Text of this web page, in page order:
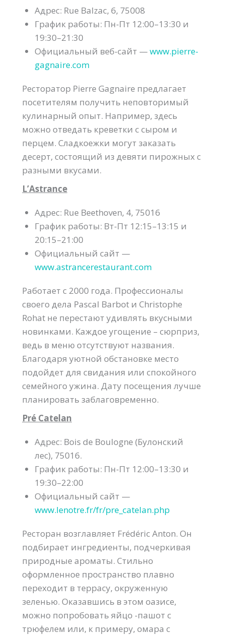
Адрес: Rue Balzac, 6, 75008
График работы: Пн-Пт 12:00–13:30 и
19:30–21:30
Официальный веб-сайт —www.pierre-
gagnaire.com
Ресторатор Pierre Gagnaire предлагает
посетителям получить неповторимый
кулинарный опыт. Например, здесь
можно отведать креветки с сыром и
перцем. Сладкоежки могут заказать
десерт, состоящий из девяти пирожных с
разными вкусами.
L’Astrance
Адрес: Rue Beethoven, 4, 75016
График работы: Вт-Пт 12:15–13:15 и
20:15–21:00
Официальный сайт —
www.astrancerestaurant.com
Работает с 2000 года. Профессионалы
своего дела Pascal Barbot и Christophe
Rohat не перестают удивлять вкусными
новинками. Каждое угощение – сюрприз,
ведь в меню отсутствуют названия.
Благодаря уютной обстановке место
подойдет для свидания или спокойного
семейного ужина. Дату посещения лучше
планировать заблаговременно.
Pré Catelan
Адрес: Bois de Boulogne (Булонский
лес), 75016.
График работы: Пн-Пт 12:00–13:30 и
19:30–22:00
Официальный сайт —
www.lenotre.fr/fr/pre_catelan.php
Ресторан возглавляет Frédéric Anton. Он
подбирает ингредиенты, подчеркивая
природные ароматы. Стильно
оформленное пространство плавно
переходит в террасу, окруженную
зеленью. Оказавшись в этом оазисе,
можно попробовать яйцо -пашот с
трюфелем или, к примеру, омара с